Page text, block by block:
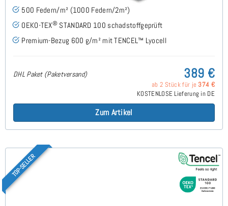
500 Federn/m² (1000 Federn/2m²)
OEKO-TEX® STANDARD 100 schadstoffgeprüft
Premium-Bezug 600 g/m² mit TENCEL™ Lyocell
DHL Paket (Paketversand) 389 €
ab 2 Stück für je 374 €
KOSTENLOSE Lieferung in DE
Zum Artikel
TOP-SELLER